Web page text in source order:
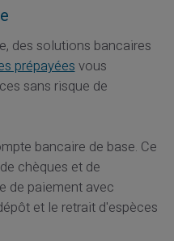
des solutions bancaires
prépayéesvous
sans risque de
bancaire de base. Ce
chèques et de
de paiement avec
et le retrait d'espèces